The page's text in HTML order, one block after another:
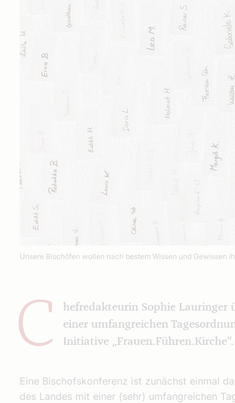
Unsere Bischöfen wollen nach bestem Wissen und Gewissen
C
hefredakteurin Sophie Lauringer
einer umfangreichen
Initiative „Frauen.Führen.Kirche“.
Eine Bischofskonferenz ist zunächst einmal
des Landes mit einer (sehr) umfangreichen